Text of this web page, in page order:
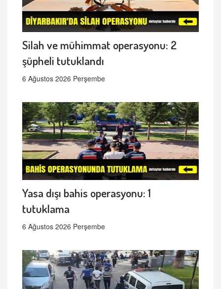
Silah ve mühimmat operasyonu: 2
şüpheli tutuklandı
6 Ağustos 2026 Perşembe
Yasa dışı bahis operasyonu: 1
tutuklama
6 Ağustos 2026 Perşembe